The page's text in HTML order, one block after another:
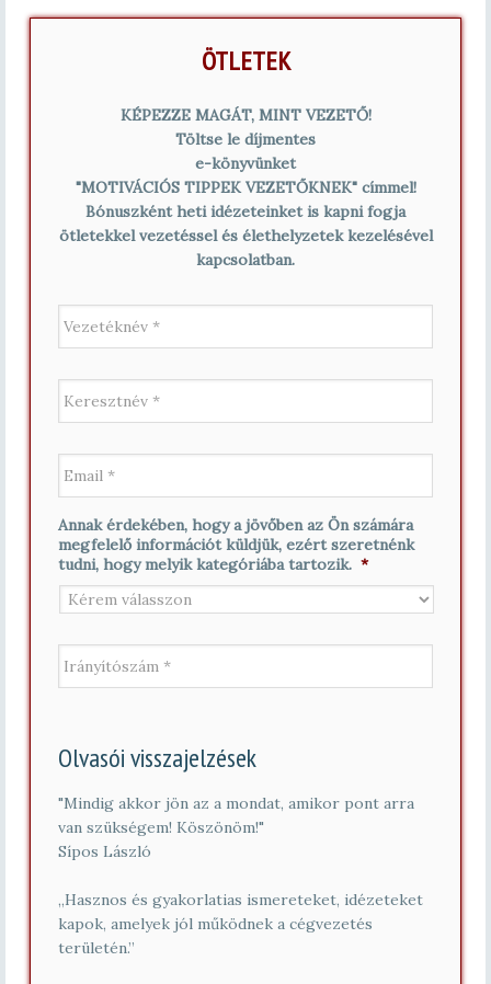
ÖTLETEK
KÉPEZZE MAGÁT, MINT VEZETŐ!
Töltse le díjmentes
e-könyvünket
"MOTIVÁCIÓS TIPPEK VEZETŐKNEK" címmel!
Bónuszként heti idézeteinket is kapni fogja
ötletekkel vezetéssel és élethelyzetek kezelésével
kapcsolatban.
V
e
t
é
k
é
v
*
K
e
s
z
t
n
é
v
*
E
m
l
*
Annak érdekében, hogy a jövőben az Ön számára
megfelelő információt küldjük, ezért szeretnénk
tudni, hogy melyik kategóriába tartozik. *
I
r
t
s
á
m
Olvasói visszajelzések
"Mindig akkor jön az a mondat, amikor pont arra
van szükségem! Köszönöm!"
Sípos László
„Hasznos és gyakorlatias ismereteket, idézeteket
kapok, amelyek jól működnek a cégvezetés
területén.”